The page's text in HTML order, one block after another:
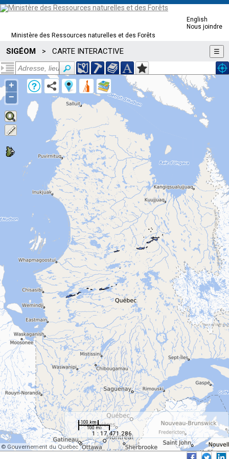
Ministère des Ressources naturelles et des Forêts
English
Nous joindre
SIGÉOM > CARTE INTERACTIVE ☰
100 km
100 mi
1 : 17 471 286
© Gouvernement du Québec
+
−